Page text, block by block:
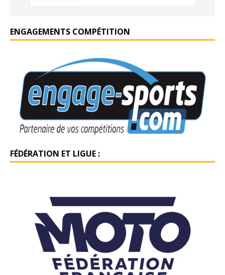
ENGAGEMENTS COMPÉTITION
FÉDÉRATION ET LIGUE :